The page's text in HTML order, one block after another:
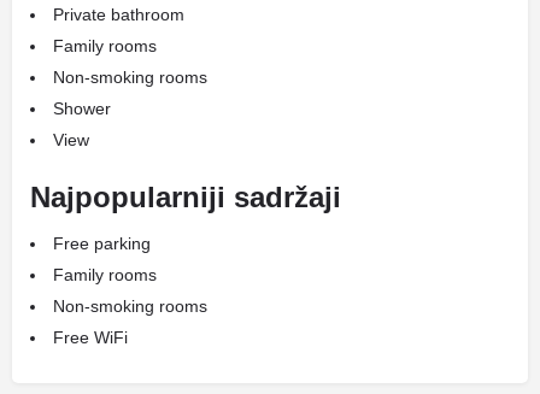
Private bathroom
Family rooms
Non-smoking rooms
Shower
View
Najpopularniji sadržaji
Free parking
Family rooms
Non-smoking rooms
Free WiFi